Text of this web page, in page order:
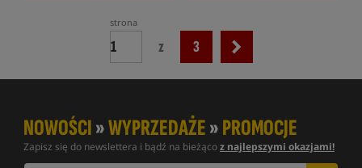
strona
z 3
NOWOŚCI»WYPRZEDAŻE»PROMOCJE
Zapisz się do newslettera i bądź na bieżącoz najlepszymi okazjami!